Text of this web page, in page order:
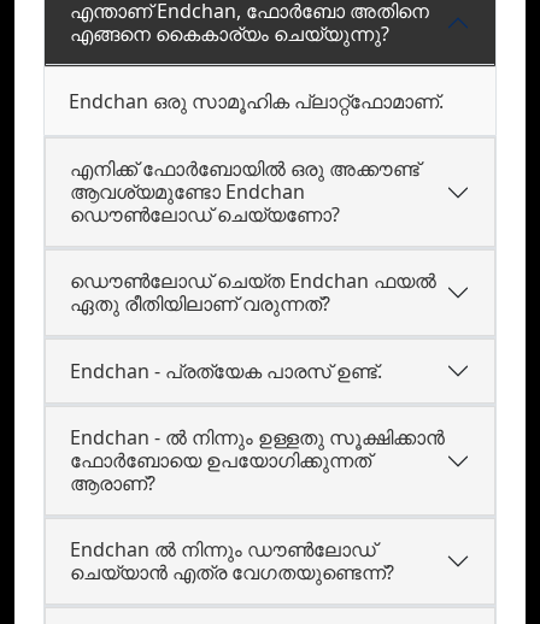
എന്താണ് Endchan, ഫോർബോ അതിനെ
എങ്ങനെ കൈകാര്യം ചെയ്യുന്നു?
Endchan ഒരു സാമൂഹിക പ്ലാറ്റ്‌ഫോമാണ്‌.
എനിക്ക് ഫോർബോയില്‍ ഒരു അക്കൗണ്ട്
ആവശ്യമുണ്ടോ Endchan
ഡൌണ്‍ലോഡ് ചെയ്യണോ?
ഡൌണ്‍ലോഡ് ചെയ്ത Endchan ഫയല്‍
ഏതു രീതിയിലാണ് വരുന്നത്?
Endchan - പ്രത്യേക പാരസ്‌ ഉണ്ട്.
Endchan - ൽ നിന്നും ഉള്ളതു സൂക്ഷിക്കാൻ
ഫോർബോയെ ഉപയോഗിക്കുന്നത്
ആരാണ്?
Endchan ൽ നിന്നും ഡൗൺലോഡ്
ചെയ്യാൻ എത്ര വേഗതയുണ്ടെന്ന്?